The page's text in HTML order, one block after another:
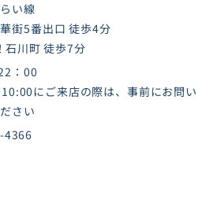
い線
街5番出口 徒歩4分
石川町 徒歩7分
：00
にご来店の際は、事前にお問い
さい
4366